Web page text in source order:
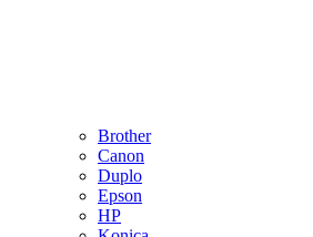
Brother
Canon
Duplo
Epson
HP